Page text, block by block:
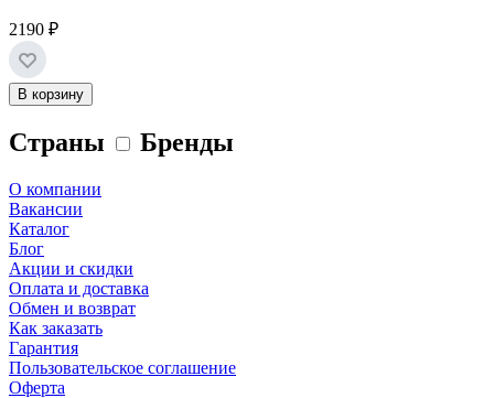
2190 ₽
В корзину
Страны Бренды
О компании
Вакансии
Каталог
Блог
Акции и скидки
Оплата и доставка
Обмен и возврат
Как заказать
Гарантия
Пользовательское соглашение
Оферта